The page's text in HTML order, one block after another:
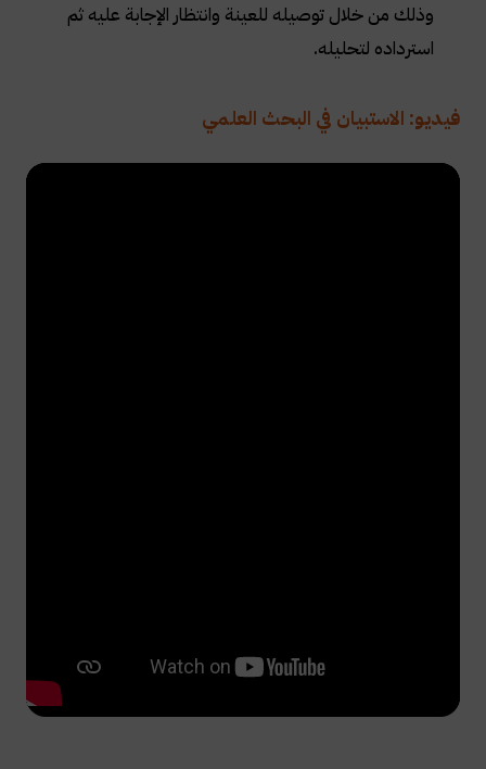
وذلك من خلال توصيله للعينة وانتظار الإجابة عليه ثم
استرداده لتحليله.
فيديو: الاستبيان في البحث العلمي